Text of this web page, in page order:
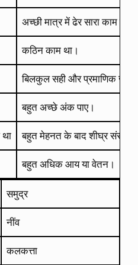
अच्छी मात्र में ढेर सारा काम
कठिन काम था।
बिलकुल सही और प्रमाणिक
बहुत अच्छे अंक पाए।
बहुत मेहनत के बाद शीघ्र संस्थान
बहुत अधिक आय या वेतन।
समुद्र
नींव
कलकत्ता